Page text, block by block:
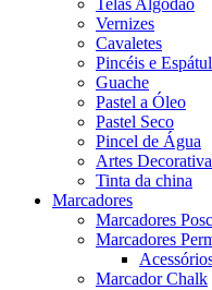
Telas Algodão
Vernizes
Cavaletes
Pincéis e
Guache
Pastel a Óleo
Pastel Seco
Pincel de Água
Artes
Tinta da china
Marcadores
Marcadores
Marcadores
Marcador Chalk